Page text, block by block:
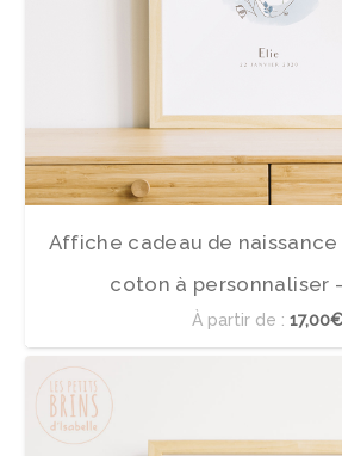
Affiche cadeau de
coton à personnaliser
À partir de : 17,00€